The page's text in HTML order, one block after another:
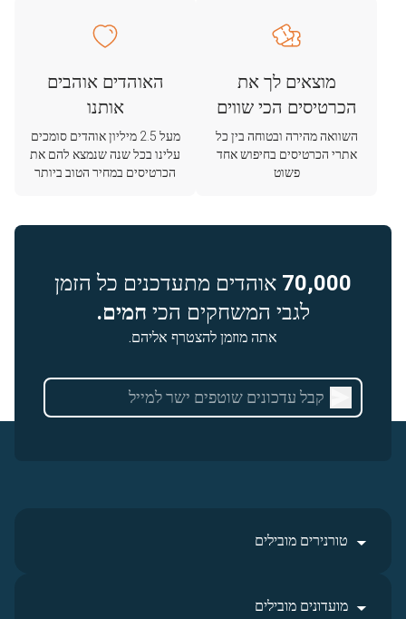
מוצאים לך את
הכרטיסים הכי שווים
השוואה מהירה ובטוחה בין כל
אתרי הכרטיסים בחיפוש אחד
פשוט
האוהדים אוהבים
אותנו
מעל 2.5 מיליון אוהדים סומכים
עלינו בכל שנה שנמצא להם את
הכרטיסים במחיר הטוב ביותר
70,000 אוהדים מתעדכנים כל הזמן
לגבי המשחקים הכי חמים.
אתה מוזמן להצטרף אליהם.
טורנירים מובילים
מועדונים מובילים